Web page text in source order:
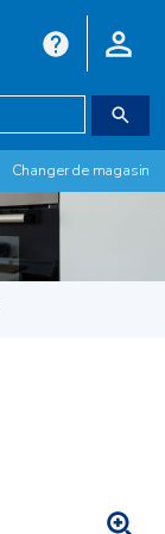
Changer de magasin